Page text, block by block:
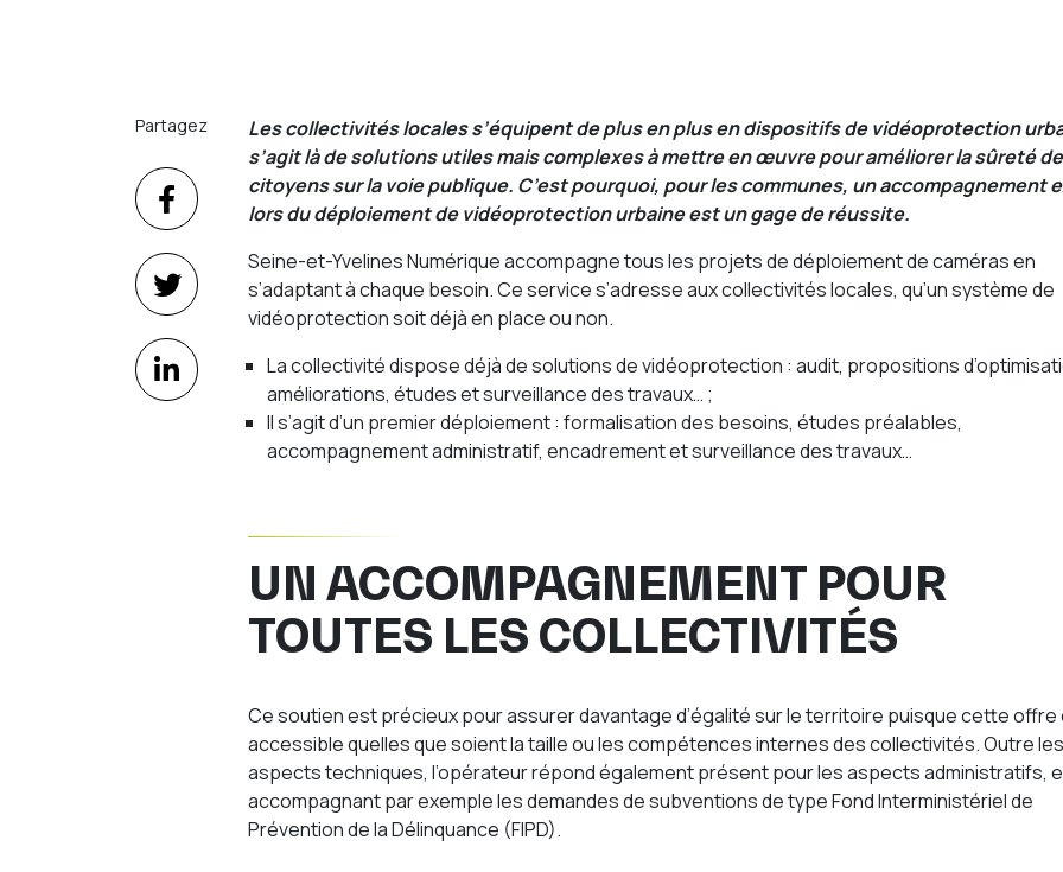
Partagez
Les collectivités locales s’équipent de plus en plus en dispositifs de vidéoprotection
s’agit là de solutions utiles mais complexes à mettre en œuvre pour améliorer la sûreté
citoyens sur la voie publique. C’est pourquoi, pour les communes, un accompagnement
lors du déploiement de vidéoprotection urbaine est un gage de réussite.
Seine-et-Yvelines Numérique accompagne tous les projets de déploiement de caméras en
s’adaptant à chaque besoin. Ce service s’adresse aux collectivités locales, qu’un système de
vidéoprotection soit déjà en place ou non.
La collectivité dispose déjà de solutions de vidéoprotection : audit, propositions
améliorations, études et surveillance des travaux… ;
Il s’agit d’un premier déploiement : formalisation des besoins, études préalables,
accompagnement administratif, encadrement et surveillance des travaux…
UN ACCOMPAGNEMENT POUR
TOUTES LES COLLECTIVITÉS
Ce soutien est précieux pour assurer davantage d’égalité sur le territoire puisque cette
accessible quelles que soient la taille ou les compétences internes des collectivités. Outre les
aspects techniques, l’opérateur répond également présent pour les aspects administratifs,
accompagnant par exemple les demandes de subventions de type Fond Interministériel de
Prévention de la Délinquance (FIPD).